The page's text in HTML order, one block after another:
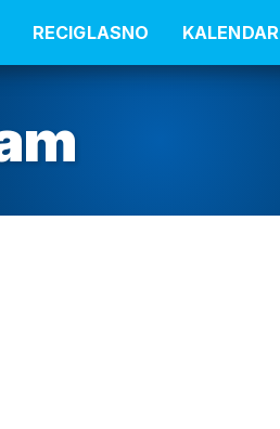
RECIGLASNO KALENDAR